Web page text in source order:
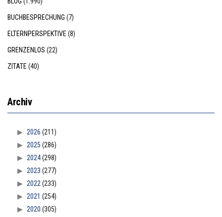
BUCHBESPRECHUNG (7)
ELTERNPERSPEKTIVE (8)
GRENZENLOS (22)
ZITATE (40)
Archiv
2026 (211)
2025 (286)
2024(298)
2023 (277)
2022 (233)
2021 (254)
2020 (305)